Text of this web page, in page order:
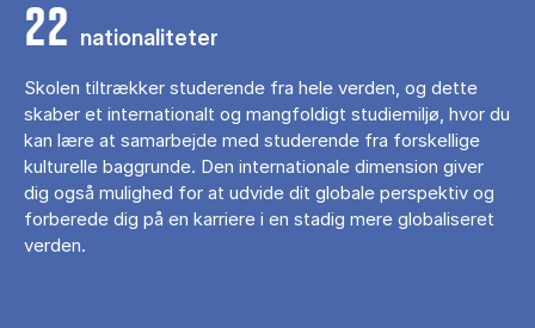
22 nationaliteter
Skolen tiltrækker studerende fra hele verden, og dette
skaber et internationalt og mangfoldigt studiemiljø, hvor du
kan lære at samarbejde med studerende fra forskellige
kulturelle baggrunde. Den internationale dimension giver
dig også mulighed for at udvide dit globale perspektiv og
forberede dig på en karriere i en stadig mere globaliseret
verden.